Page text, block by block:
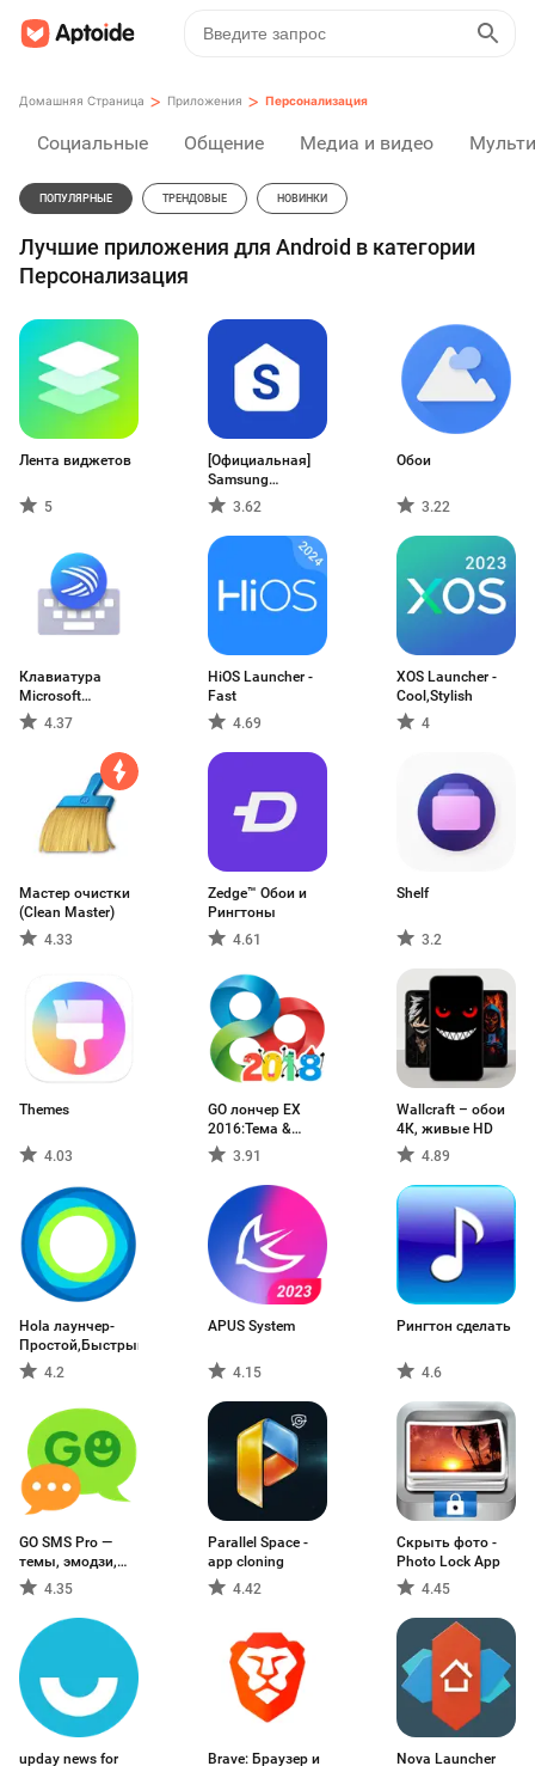
Домашняя Страница > Приложения > Персонализация
Социальные Общение Медиа и видео
ПОПУЛЯРНЫЕ ТРЕНДОВЫЕ НОВИНКИ
Лучшие приложения для Android в категории
Персонализация
Лента виджетов
5
[Официальная]
Samsung
TouchWiz Home
3.62
Обои
3.22
Клавиатура
Microsoft
SwiftKey
4.37
HiOS Launcher -
Fast
4.69
XOS Launcher -
Cool,Stylish
4
Мастер очистки
(Clean Master)
4.33
Zedge™ Обои и
Рингтоны
4.61
Shelf
3.2
Themes
4.03
GO лончер EX
2016:Тема &
Обои3.91
Wallcraft – обои
4К, живые HD
4.89
Hola лаунчер-
Простой,Быстрый
4.2
APUS System
4.15
Рингтон сделать
4.6
GO SMS Pro —
темы, эмодзи,
GIF 4.35
Parallel Space -
app cloning
4.42
Скрыть фото -
Photo Lock App
4.45
upday news for
Brave: Браузер и
Nova Launcher